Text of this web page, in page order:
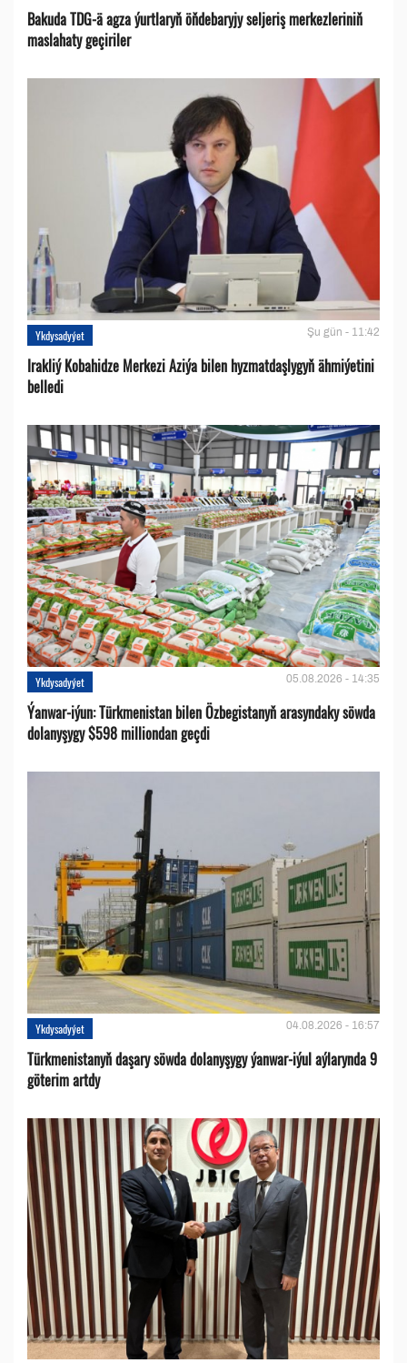
Bakuda TDG-ä agza ýurtlaryň öňdebaryjy seljeriş merkezleriniň
maslahaty geçiriler
Ykdysadyýet Şu gün - 11:42
Irakliý Kobahidze Merkezi Aziýa bilen hyzmatdaşlygyň ähmiýetini
belledi
Ykdysadyýet 05.08.2026 - 14:35
Ýanwar-iýun: Türkmenistan bilen Özbegistanyň arasyndaky söwda
dolanyşygy $598 milliondan geçdi
Ykdysadyýet 04.08.2026 - 16:57
Türkmenistanyň daşary söwda dolanyşygy ýanwar-iýul aýlarynda 9
göterim artdy